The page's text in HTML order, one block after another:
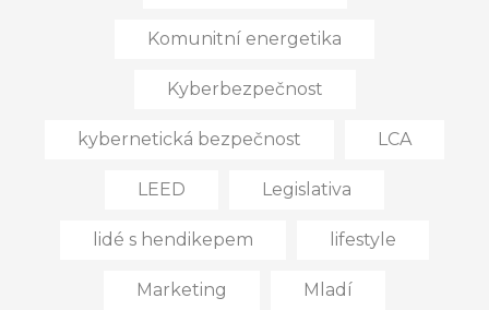
Komunitní energetika
Kyberbezpečnost
kybernetická bezpečnost LCA
LEED Legislativa
lidé s hendikepem lifestyle
Marketing Mladí